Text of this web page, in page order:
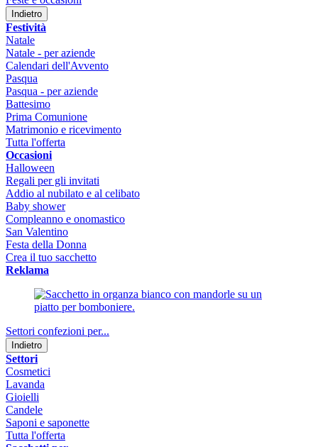
Indietro
Festività
Natale
Natale - per aziende
Calendari dell'Avvento
Pasqua
Pasqua - per aziende
Battesimo
Prima Comunione
Matrimonio e ricevimento
Tutta l'offerta
Occasioni
Halloween
Regali per gli invitati
Addio al nubilato e al celibato
Baby shower
Compleanno e onomastico
San Valentino
Festa della Donna
Crea il tuo sacchetto
Reklama
Settori confezioni per...
Indietro
Settori
Cosmetici
Lavanda
Gioielli
Candele
Saponi e saponette
Tutta l'offerta